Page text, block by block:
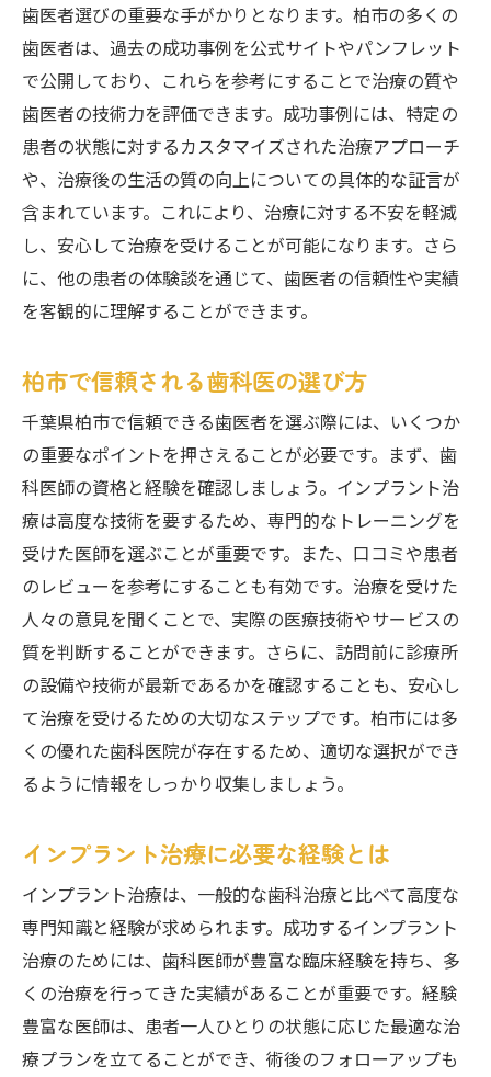
歯医者選びの重要な手がかりとなります。柏市の多くの
歯医者は、過去の成功事例を公式サイトやパンフレット
で公開しており、これらを参考にすることで治療の質や
歯医者の技術力を評価できます。成功事例には、特定の
患者の状態に対するカスタマイズされた治療アプローチ
や、治療後の生活の質の向上についての具体的な証言が
含まれています。これにより、治療に対する不安を軽減
し、安心して治療を受けることが可能になります。さら
に、他の患者の体験談を通じて、歯医者の信頼性や実績
を客観的に理解することができます。
柏市で信頼される歯科医の選び方
千葉県柏市で信頼できる歯医者を選ぶ際には、いくつか
の重要なポイントを押さえることが必要です。まず、歯
科医師の資格と経験を確認しましょう。インプラント治
療は高度な技術を要するため、専門的なトレーニングを
受けた医師を選ぶことが重要です。また、口コミや患者
のレビューを参考にすることも有効です。治療を受けた
人々の意見を聞くことで、実際の医療技術やサービスの
質を判断することができます。さらに、訪問前に診療所
の設備や技術が最新であるかを確認することも、安心し
て治療を受けるための大切なステップです。柏市には多
くの優れた歯科医院が存在するため、適切な選択ができ
るように情報をしっかり収集しましょう。
インプラント治療に必要な経験とは
インプラント治療は、一般的な歯科治療と比べて高度な
専門知識と経験が求められます。成功するインプラント
治療のためには、歯科医師が豊富な臨床経験を持ち、多
くの治療を行ってきた実績があることが重要です。経験
豊富な医師は、患者一人ひとりの状態に応じた最適な治
療プランを立てることができ、術後のフォローアップも